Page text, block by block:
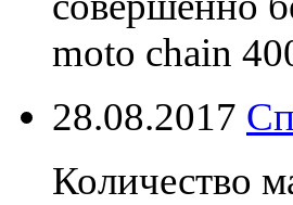
moto chain
28.08.2017
Количество